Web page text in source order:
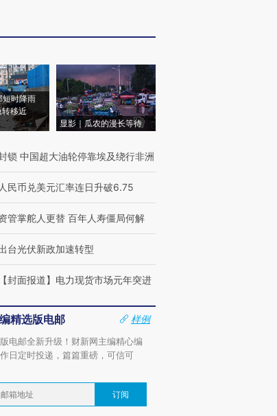
短时降雨
转移近
显影｜瓜农的漫长等待
锁 中国超大油轮停靠埃及绕行非洲
民币兑美元汇率连日升破6.75
管掌舵人更替 百年人寿僵局何解
台光伏新政加速转型
【封面报道】电力现货市场元年突进
精选版电邮
样例
电邮全新升级！财新网主编精心编
日定时投递，篇篇重磅，可信可
订阅